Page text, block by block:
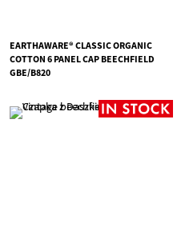
EARTHAWARE® CLASSIC ORGANIC
COTTON 6 PANEL CAP BEECHFIELD
GBE/B820